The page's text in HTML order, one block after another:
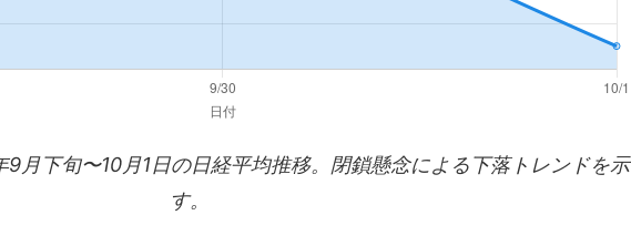
月下旬〜10月1日の日経平均推移。閉鎖懸念による下落トレンドを示
す。